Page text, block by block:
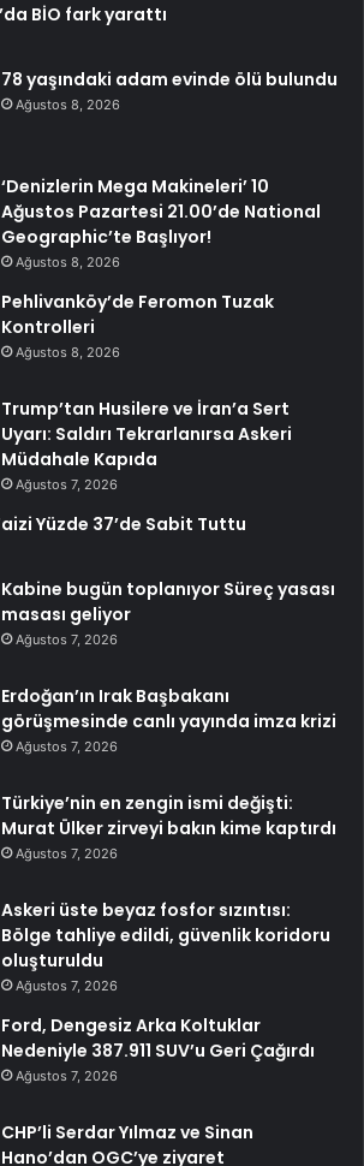
BİO fark yarattı
78 yaşındaki adam evinde ölü bulundu
Ağustos 8, 2026
‘Denizlerin Mega Makineleri’ 10
Ağustos Pazartesi 21.00’de National
Geographic’te Başlıyor!
Ağustos 8, 2026
Pehlivanköy’de Feromon Tuzak
Kontrolleri
Ağustos 8, 2026
Trump’tan Husilere ve İran’a Sert
Uyarı: Saldırı Tekrarlanırsa Askeri
Müdahale Kapıda
Ağustos 7, 2026
Yüzde 37’de Sabit Tuttu
Kabine bugün toplanıyor Süreç yasası
masası geliyor
Ağustos 7, 2026
Erdoğan’ın Irak Başbakanı
görüşmesinde canlı yayında imza krizi
Ağustos 7, 2026
Türkiye’nin en zengin ismi değişti:
Murat Ülker zirveyi bakın kime kaptırdı
Ağustos 7, 2026
Askeri üste beyaz fosfor sızıntısı:
Bölge tahliye edildi, güvenlik koridoru
oluşturuldu
Ağustos 7, 2026
Ford, Dengesiz Arka Koltuklar
Nedeniyle 387.911 SUV’u Geri Çağırdı
Ağustos 7, 2026
CHP’li Serdar Yılmaz ve Sinan
Hano’dan OGC’ye ziyaret